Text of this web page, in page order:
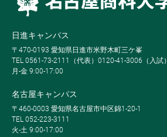
日進キャンパス
〒470-0193 愛知県日進市米野木町三ケ峯
TEL 0561-73-2111（代表）0120-41-3006（入試）
月-金 9:00-17:00
名古屋キャンパス
〒460-0003 愛知県名古屋市中区錦1-20-1
TEL 052-223-3111
火-土 9:00-17:00